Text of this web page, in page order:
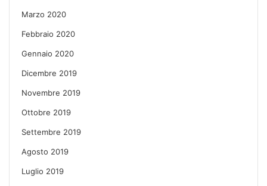
Marzo 2020
Febbraio 2020
Gennaio 2020
Dicembre 2019
Novembre 2019
Ottobre 2019
Settembre 2019
Agosto 2019
Luglio 2019